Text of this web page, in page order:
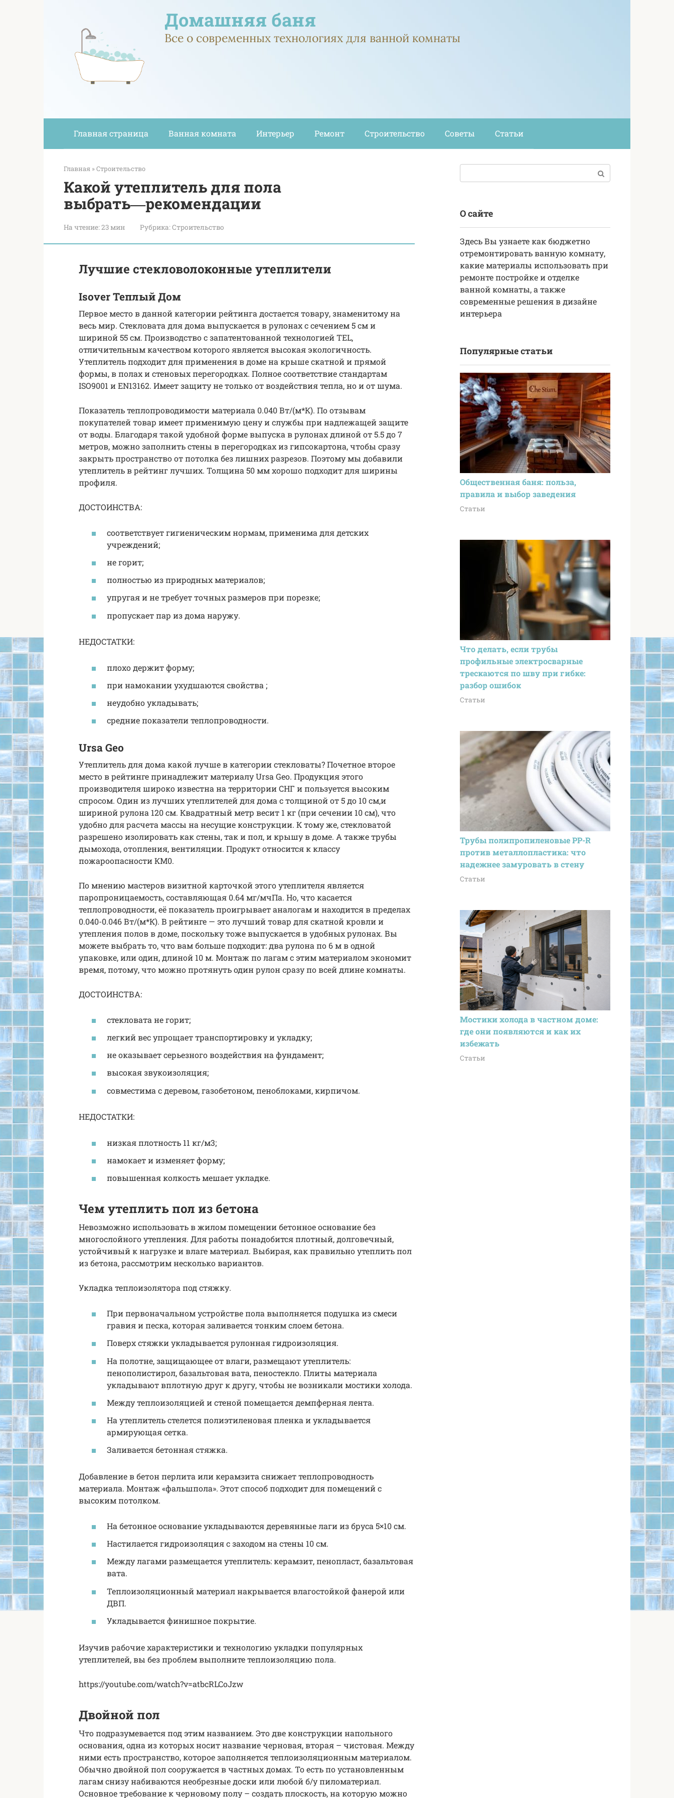
Домашняя баня
Все о современных технологиях для ванной комнаты
Главная страница Ванная комната Интерьер Ремонт Строительство Советы Статьи
Главная »Строительство
Какой утеплитель для пола
выбрать―рекомендации
На чтение:23 мин Рубрика:Строительство
Лучшие стекловолоконные утеплители
Isover Теплый Дом
Первое место в данной категории рейтинга достается товару, знаменитому на
весь мир. Стекловата для дома выпускается в рулонах с сечением 5 см и
шириной 55 см. Производство с запатентованной технологией TEL,
отличительным качеством которого является высокая экологичность.
Утеплитель подходит для применения в доме на крыше скатной и прямой
формы, в полах и стеновых перегородках. Полное соответствие стандартам
ISO9001 и EN13162. Имеет защиту не только от воздействия тепла, но и от шума.
Показатель теплопроводимости материала 0.040 Вт/(м*К). По отзывам
покупателей товар имеет применимую цену и службы при надлежащей защите
от воды. Благодаря такой удобной форме выпуска в рулонах длиной от 5.5 до 7
метров, можно заполнить стены в перегородках из гипсокартона, чтобы сразу
закрыть пространство от потолка без лишних разрезов. Поэтому мы добавили
утеплитель в рейтинг лучших. Толщина 50 мм хорошо подходит для ширины
профиля.
ДОСТОИНСТВА:
соответствует гигиеническим нормам, применима для детских
учреждений;
не горит;
полностью из природных материалов;
упругая и не требует точных размеров при порезке;
пропускает пар из дома наружу.
НЕДОСТАТКИ:
плохо держит форму;
при намокании ухудшаются свойства ;
неудобно укладывать;
средние показатели теплопроводности.
Ursa Geo
Утеплитель для дома какой лучше в категории стекловаты? Почетное второе
место в рейтинге принадлежит материалу Ursa Geo. Продукция этого
производителя широко известна на территории СНГ и пользуется высоким
спросом. Один из лучших утеплителей для дома с толщиной от 5 до 10 см,и
шириной рулона 120 см. Квадратный метр весит 1 кг (при сечении 10 см), что
удобно для расчета массы на несущие конструкции. К тому же, стекловатой
разрешено изолировать как стены, так и пол, и крышу в доме. А также трубы
дымохода, отопления, вентиляции. Продукт относится к классу
пожароопасности КМ0.
По мнению мастеров визитной карточкой этого утеплителя является
паропроницаемость, составляющая 0.64 мг/мчПа. Но, что касается
теплопроводности, её показатель проигрывает аналогам и находится в пределах
0.040-0.046 Вт/(м*К). В рейтинге — это лучший товар для скатной кровли и
утепления полов в доме, поскольку тоже выпускается в удобных рулонах. Вы
можете выбрать то, что вам больше подходит: два рулона по 6 м в одной
упаковке, или один, длиной 10 м. Монтаж по лагам с этим материалом экономит
время, потому, что можно протянуть один рулон сразу по всей длине комнаты.
ДОСТОИНСТВА:
стекловата не горит;
легкий вес упрощает транспортировку и укладку;
не оказывает серьезного воздействия на фундамент;
высокая звукоизоляция;
совместима с деревом, газобетоном, пеноблоками, кирпичом.
НЕДОСТАТКИ:
низкая плотность 11 кг/м3;
намокает и изменяет форму;
повышенная колкость мешает укладке.
Чем утеплить пол из бетона
Невозможно использовать в жилом помещении бетонное основание без
многослойного утепления. Для работы понадобится плотный, долговечный,
устойчивый к нагрузке и влаге материал. Выбирая, как правильно утеплить пол
из бетона, рассмотрим несколько вариантов.
Укладка теплоизолятора под стяжку.
При первоначальном устройстве пола выполняется подушка из смеси
гравия и песка, которая заливается тонким слоем бетона.
Поверх стяжки укладывается рулонная гидроизоляция.
На полотне, защищающее от влаги, размещают утеплитель:
пенополистирол, базальтовая вата, пеностекло. Плиты материала
укладывают вплотную друг к другу, чтобы не возникали мостики холода.
Между теплоизоляцией и стеной помещается демпферная лента.
На утеплитель стелется полиэтиленовая пленка и укладывается
армирующая сетка.
Заливается бетонная стяжка.
Добавление в бетон перлита или керамзита снижает теплопроводность
материала. Монтаж «фальшпола». Этот способ подходит для помещений с
высоким потолком.
На бетонное основание укладываются деревянные лаги из бруса 5×10 см.
Настилается гидроизоляция с заходом на стены 10 см.
Между лагами размещается утеплитель: керамзит, пенопласт, базальтовая
вата.
Теплоизоляционный материал накрывается влагостойкой фанерой или
ДВП.
Укладывается финишное покрытие.
Изучив рабочие характеристики и технологию укладки популярных
утеплителей, вы без проблем выполните теплоизоляцию пола.
https://youtube.com/watch?v=atbcRLCoJzw
Двойной пол
Что подразумевается под этим названием. Это две конструкции напольного
основания, одна из которых носит название черновая, вторая – чистовая. Между
ними есть пространство, которое заполняется теплоизоляционным материалом.
Обычно двойной пол сооружается в частных домах. То есть по установленным
лагам снизу набиваются необрезные доски или любой б/у пиломатериал.
Основное требование к черновому полу – создать плоскость, на которую можно
О сайте
Здесь Вы узнаете как бюджетно
отремонтировать ванную комнату,
какие материалы использовать при
ремонте постройке и отделке
ванной комнаты, а также
современные решения в дизайне
интерьера
Популярные статьи
Общественная баня: польза,
правила и выбор заведения
Статьи
Что делать, если трубы
профильные электросварные
трескаются по шву при гибке:
разбор ошибок
Статьи
Трубы полипропиленовые PP-R
против металлопластика: что
надежнее замуровать в стену
Статьи
Мостики холода в частном доме:
где они появляются и как их
избежать
Статьи